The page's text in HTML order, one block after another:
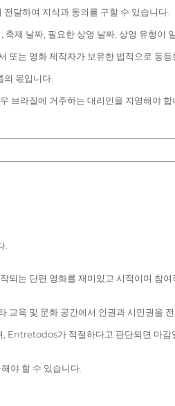
달하여 지식과 동의를 구할 수 있습니다.
제 날짜, 필요한 상영 날짜, 상영 유형이
는 영화 제작자가 보유한 법적으로 동
몫입니다.
브라질에 거주하는 대리인을 지명해야
.
는 단편 영화를 재미있고 시적이며 참
육 및 문화 공간에서 인권과 시민권을
Entretodos가 적절하다고 판단되면 마
야 할 수 있습니다.